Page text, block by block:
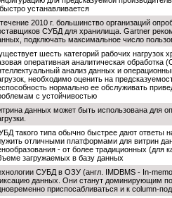
устанавливается
2010 г. большинство организаций
СУБД для хранилища. Gartner
подключать максимальное число
шесть категорий рабочих нагрузок
оперативная аналитическая обработка
анализ данных и
необходимо оценить на
нормально ее обслуживать
с устойчивостью
данных может быть использована для
такого типа обычно быстрее дают ответы
отличными платформами для витрин
- от более традиционных (для
загружаемых в базу данных
СУБД в ОЗУ (англ. IMDBMS - In-
данных. Они станут доминирующим
приспосабливаться и к column-